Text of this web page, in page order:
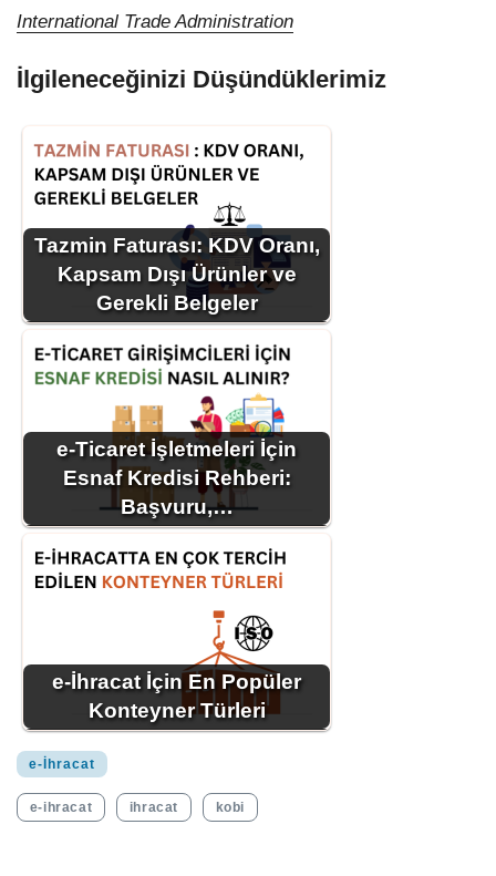
International Trade Administration
İlgileneceğinizi Düşündüklerimiz
Tazmin Faturası: KDV Oranı,
Kapsam Dışı Ürünler ve
Gerekli Belgeler
e-Ticaret İşletmeleri İçin
Esnaf Kredisi Rehberi:
Başvuru,…
e-İhracat İçin En Popüler
Konteyner Türleri
e-İhracat
e-ihracat ihracat kobi